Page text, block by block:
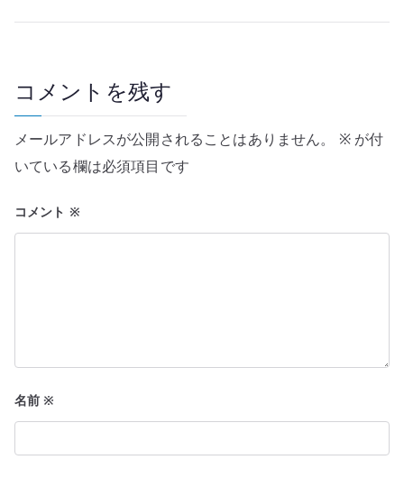
ゲ
ー
シ
ョ
コメントを残す
メールアドレスが公開されることはありません。 ※が付
いている欄は必須項目です
コメント ※
名前※